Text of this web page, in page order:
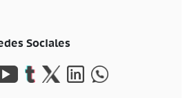
Sociales